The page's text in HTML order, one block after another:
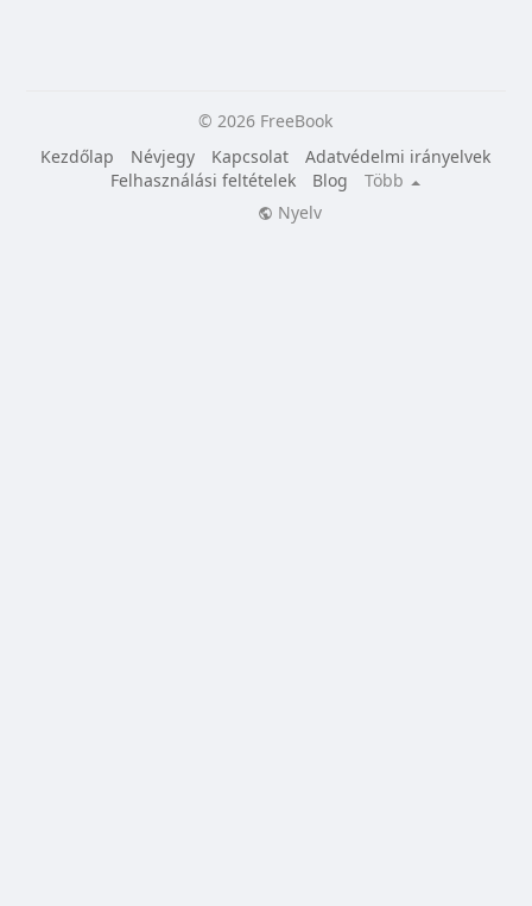
© 2026 FreeBook
Kezdőlap
Névjegy Kapcsolat
Adatvédelmi irányelvek
Felhasználási feltételek
Blog
Több
Nyelv